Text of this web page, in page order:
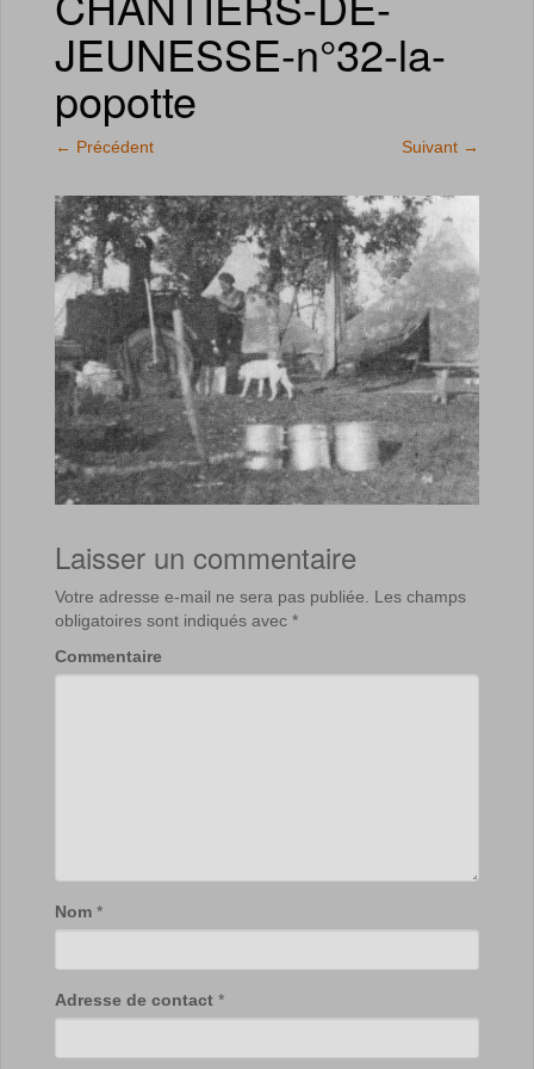
JEUNESSE-n°32-la-
popotte
← Précédent Suivant →
Laisser un commentaire
Votre adresse e-mail ne sera pas publiée.
Les champs
obligatoires sont indiqués avec *
Commentaire
Nom *
Adresse de contact *